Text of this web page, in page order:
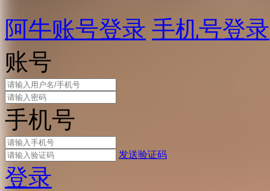
阿牛账号登录 手机号登录
账号
手机号
发送验证码
登录